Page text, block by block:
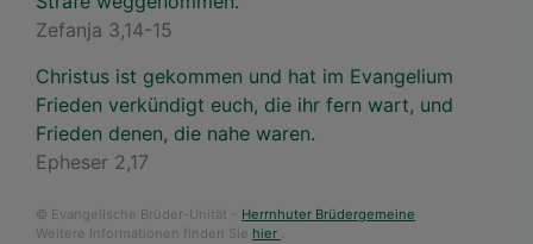
Zefanja 3,14-15
Christus ist gekommen und hat im Evangelium
Frieden verkündigt euch, die ihr fern wart, und
Frieden denen, die nahe waren.
Epheser 2,17
© Evangelische Brüder-Unität – Herrnhuter Brüdergemeine
Weitere Informationen finden Sie hier .